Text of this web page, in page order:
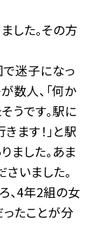
した。その方
迷子になっ
数人、「何か
うです。駅に
ます！」と駅
ました。あま
さいました。
、4年2組の女
たことが分